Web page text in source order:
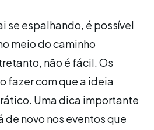
se espalhando, é possível
meio do caminho
não é fácil. Os
fazer com que a ideia
Uma dica importante
de novo nos eventos que